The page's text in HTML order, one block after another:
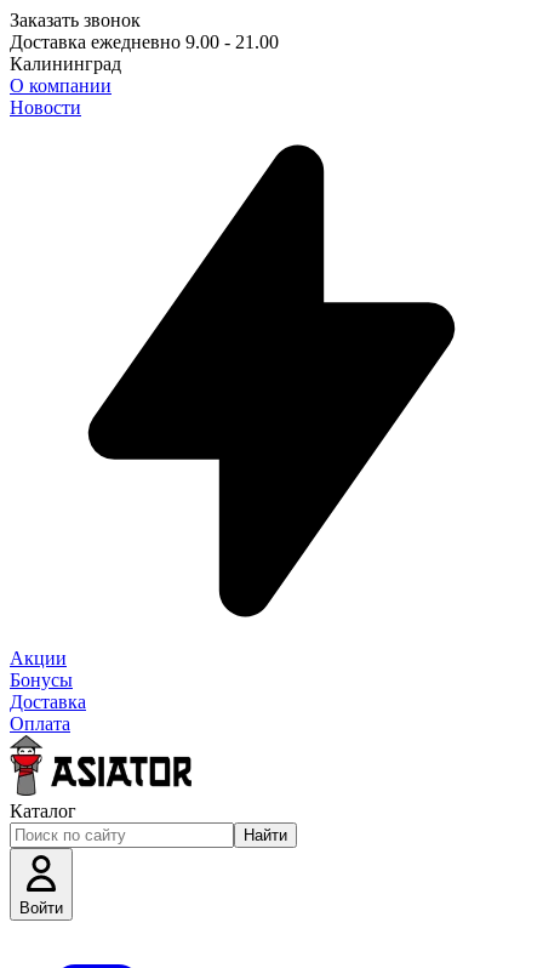
Заказать звонок
Доставка ежедневно 9.00 - 21.00
Калининград
О компании
Новости
Акции
Бонусы
Доставка
Оплата
Каталог
Найти
Войти